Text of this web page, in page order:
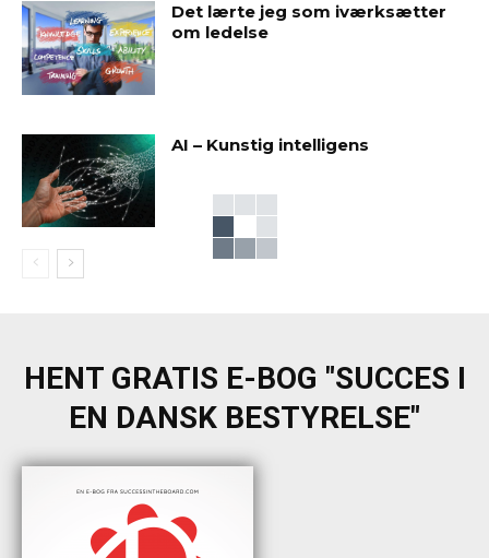
Det lærte jeg som iværksætter
om ledelse
AI – Kunstig intelligens
HENT GRATIS E-BOG "SUCCES I
EN DANSK BESTYRELSE"